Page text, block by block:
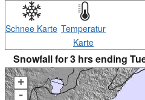
Schnee Karte Temperatur
Karte
Snowfall for 3 hrs ending
+
-